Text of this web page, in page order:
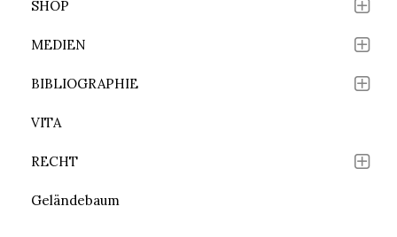
SHOP
MEDIEN
BIBLIOGRAPHIE
VITA
RECHT
Geländebaum